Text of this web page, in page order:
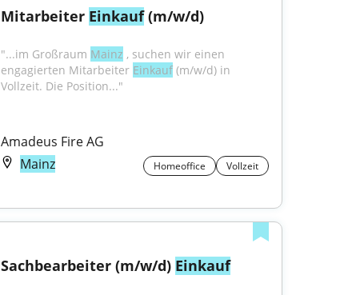
Mitarbeiter Einkauf (m/w/d)
"...im Großraum Mainz , suchen wir einen
engagierten Mitarbeiter Einkauf (m/w/d) in
Vollzeit. Die Position..."
Amadeus Fire AG
Mainz
Homeoffice Vollzeit
Sachbearbeiter (m/w/d) Einkauf